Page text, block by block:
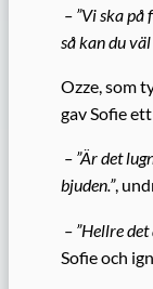
– ”Vi ska
så kan du
Ozze, som
gav Sofie
– ”Är det
bjuden.”,
– ”Hellre
Sofie och